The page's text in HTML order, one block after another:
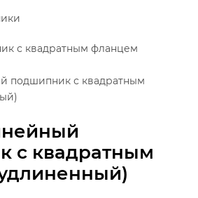
с квадратным
с квадратным фланцем
подшипник с квадратным